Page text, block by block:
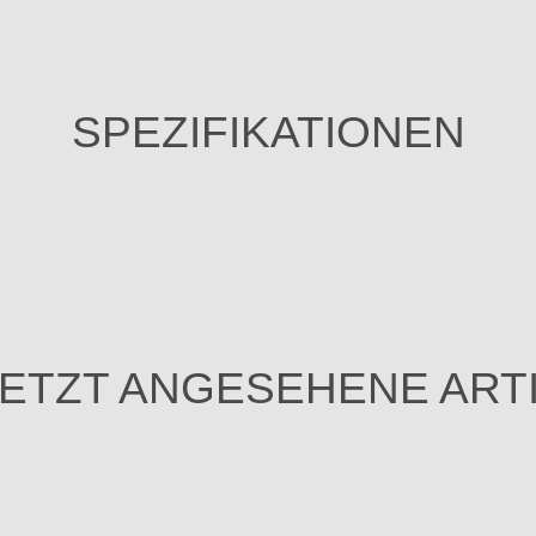
SPEZIFIKATIONEN
ANGESEHENE